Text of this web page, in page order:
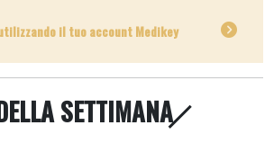
il tuo account Medikey
SETTIMANA